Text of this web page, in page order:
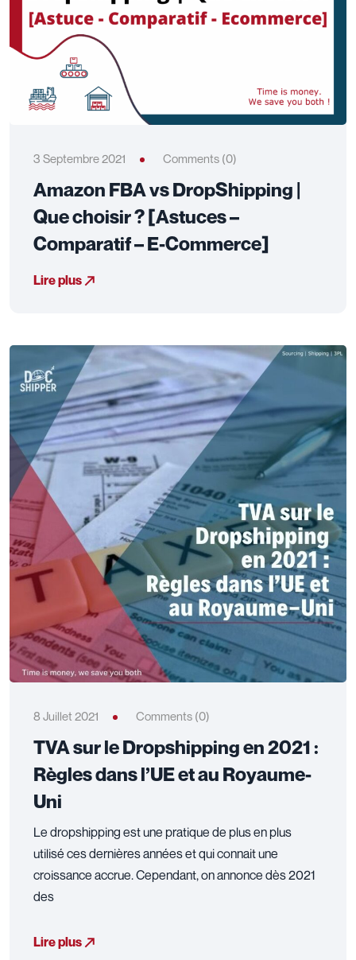
3 Septembre 2021 Comments (0)
Amazon FBA vs DropShipping |
Que choisir ? [Astuces –
Comparatif – E-Commerce]
Lire plus
8 Juillet 2021 Comments (0)
TVA sur le Dropshipping en 2021 :
Règles dans l’UE et au Royaume-
Uni
Le dropshipping est une pratique de plus en plus
utilisé ces dernières années et qui connait une
croissance accrue. Cependant, on annonce dès 2021
des
Lire plus